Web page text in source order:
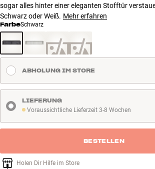
ANGEBOTE
Store Finden
Kundendienst
Anmelden
Bauen mit Klang
sogar alles hinter einer eleganten Stofftür
Schwarz oder Weiß. Mehr erfahren
FarbeSchwarz
ABHOLUNG IM STORE
Voraussichtliche Lieferzeit 3-8 Wochen
Voraussichtliche Lieferzeit 3-8 Wochen
LIEFERUNG
BESTELLEN
Holen Dir Hilfe im Store